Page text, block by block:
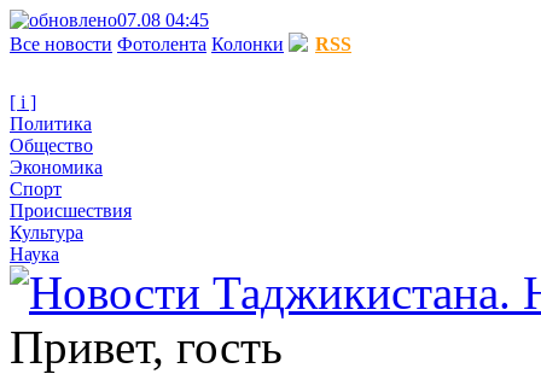
07.08 04:45
Все новости Фотолента Колонки RSS
[ i ]
Политика
Общество
Экономика
Спорт
Происшествия
Культура
Наука
Привет, гость